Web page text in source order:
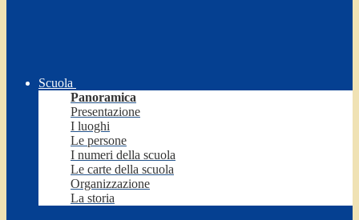
Scuola
Panoramica
Presentazione
I luoghi
Le persone
I numeri della scuola
Le carte della scuola
Organizzazione
La storia